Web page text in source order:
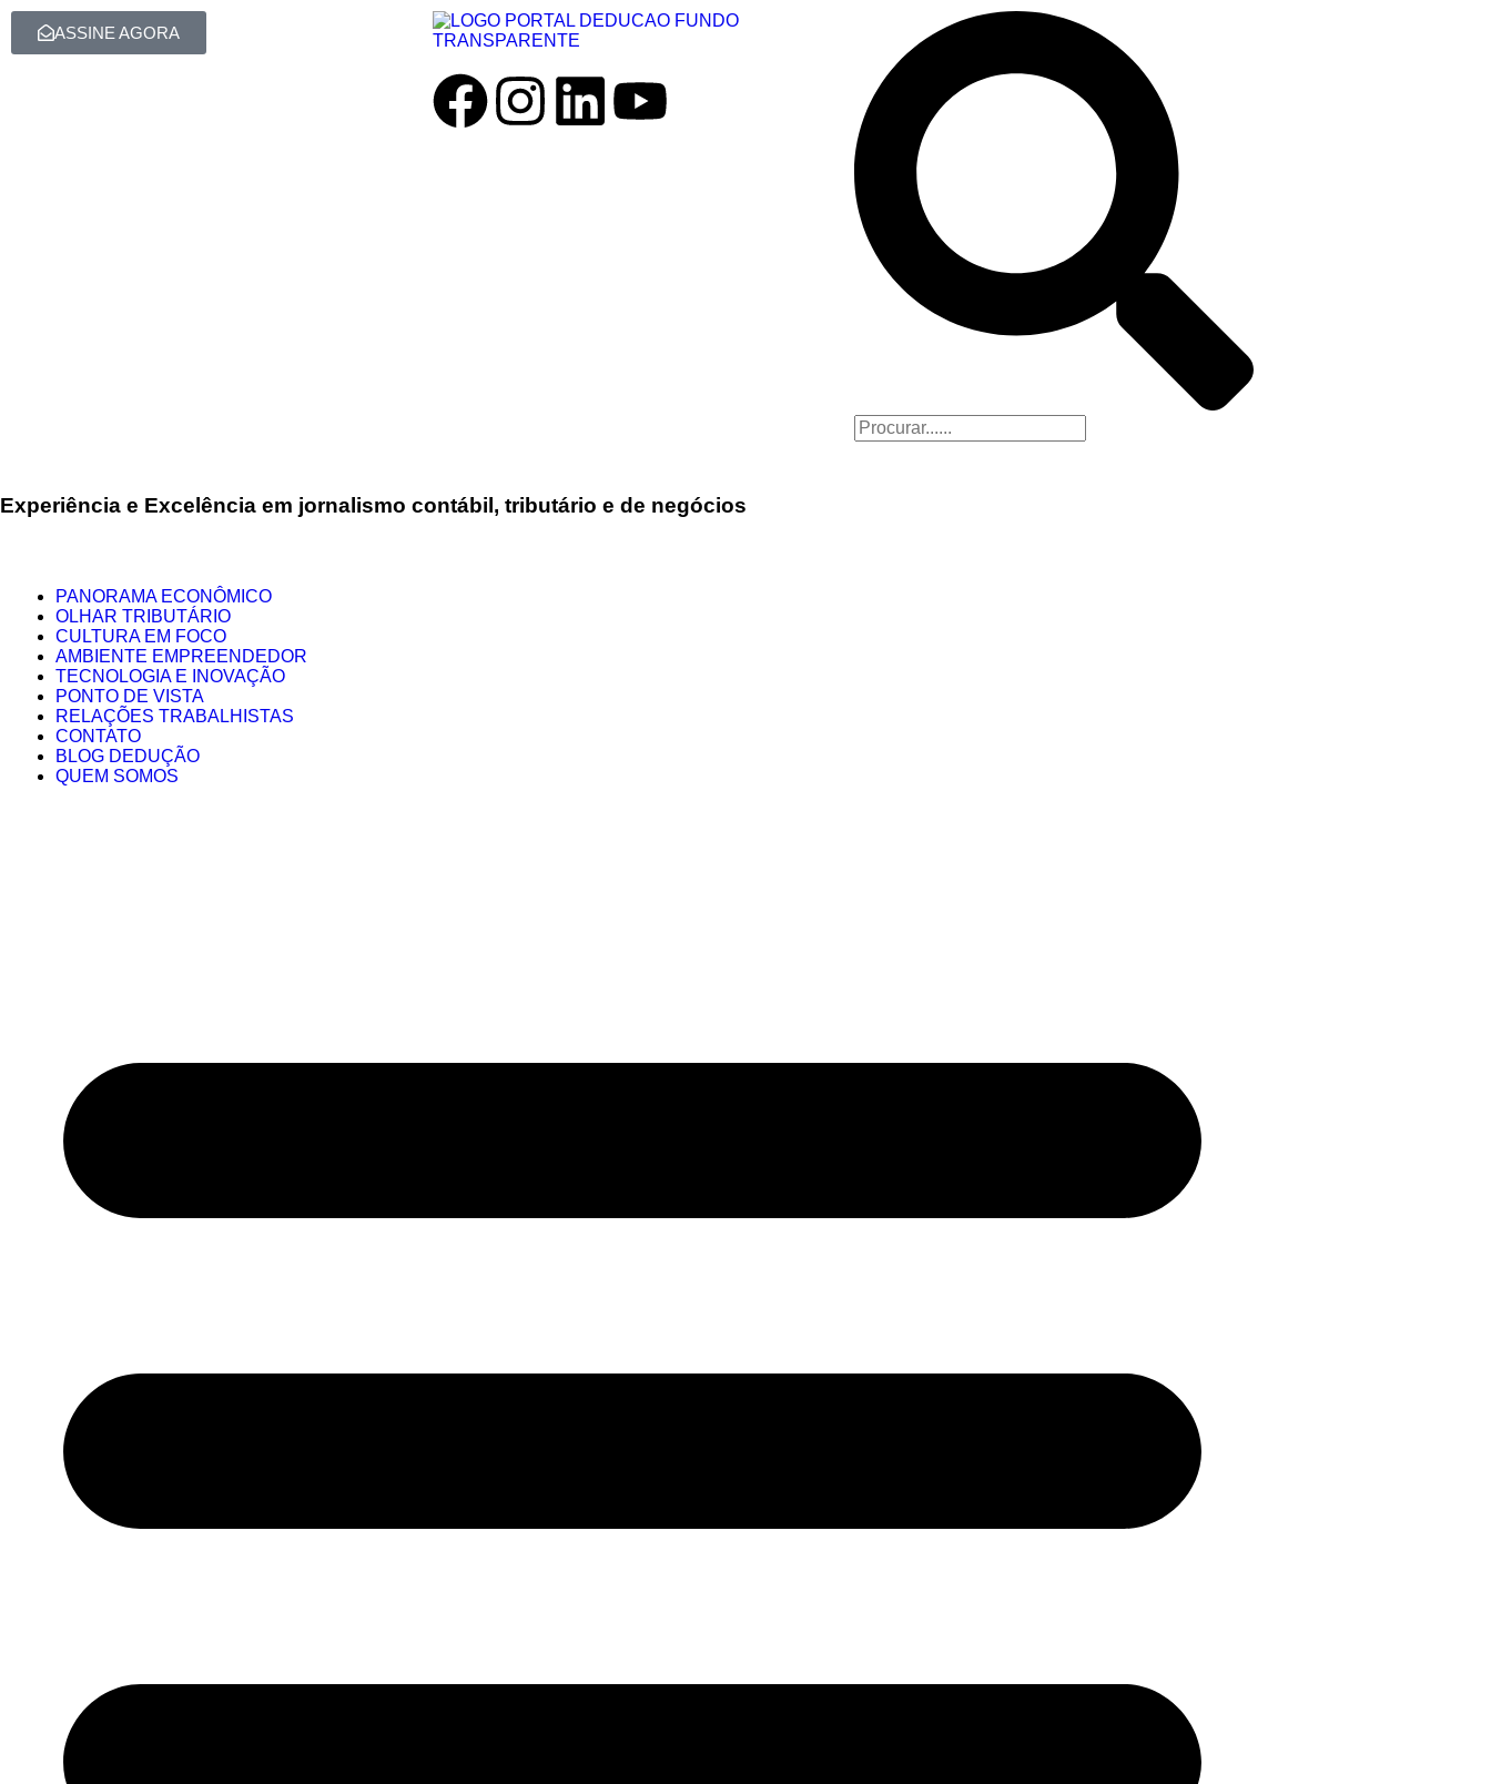
ASSINE AGORA
Experiência e Excelência em jornalismo contábil, tributário e de negócios
PANORAMA ECONÔMICO
OLHAR TRIBUTÁRIO
CULTURA EM FOCO
AMBIENTE EMPREENDEDOR
TECNOLOGIA E INOVAÇÃO
PONTO DE VISTA
RELAÇÕES TRABALHISTAS
CONTATO
BLOG DEDUÇÃO
QUEM SOMOS